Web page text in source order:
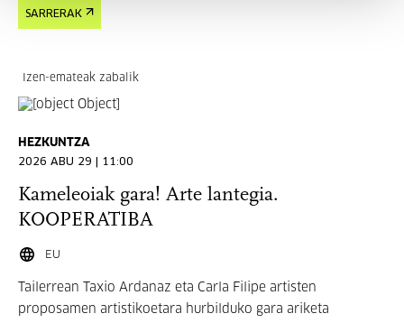
SARRERAK
Izen-emateak zabalik
HEZKUNTZA
2026 ABU 29 | 11:00
Kameleoiak gara! Arte lantegia.
KOOPERATIBA
EU
Tailerrean Taxio Ardanaz eta Carla Filipe artisten
proposamen artistikoetara hurbilduko gara ariketa